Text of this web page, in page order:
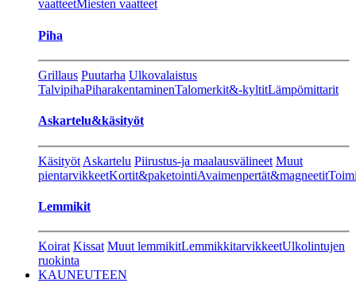
vaatteetMiesten vaatteet
Piha
Grillaus Puutarha Ulkovalaistus
TalvipihaPiharakentaminenTalomerkit&-kyltitLämpömittarit
Askartelu&käsityöt
Käsityöt Askartelu Piirustus-ja maalausvälineet Muut
pientarvikkeetKortit&paketointiAvaimenpertät&magneetit
Lemmikit
Koirat Kissat Muut lemmikitLemmikkitarvikkeetUlkolintujen
ruokinta
KAUNEUTEEN